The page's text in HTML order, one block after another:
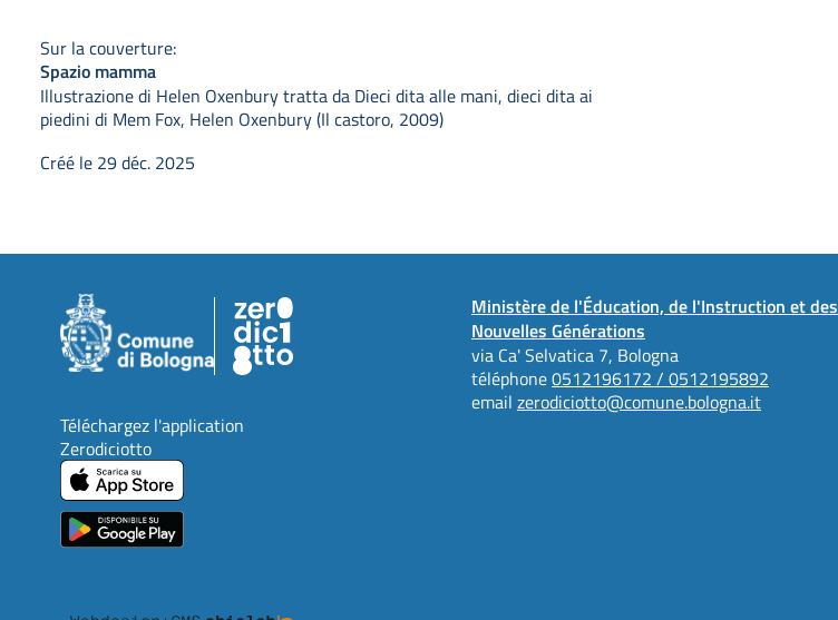
Sur la couverture:
Spazio mamma
Illustrazione di Helen Oxenbury tratta da Dieci dita alle mani, dieci dita ai
piedini di Mem Fox, Helen Oxenbury (Il castoro, 2009)
Créé le 29 déc. 2025
Ministère de l'Éducation, de l'Instruction et des
Nouvelles Générations
via Ca' Selvatica 7, Bologna
téléphone0512196172 / 0512195892
email zerodiciotto@comune.bologna.it
Téléchargez l'application
Zerodiciotto